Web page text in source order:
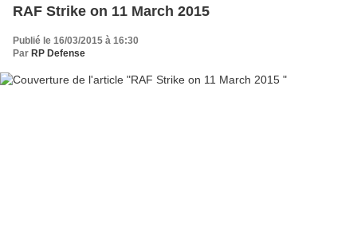
RAF Strike on 11 March 2015
Publié le 16/03/2015 à 16:30
Par RP Defense